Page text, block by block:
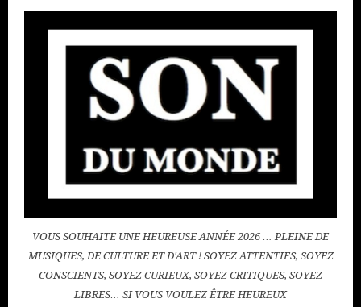
VOUS SOUHAITE UNE HEUREUSE ANNÉE 2026 … PLEINE DE
MUSIQUES, DE CULTURE ET D'ART ! SOYEZ ATTENTIFS, SOYEZ
CONSCIENTS, SOYEZ CURIEUX, SOYEZ CRITIQUES, SOYEZ
LIBRES… SI VOUS VOULEZ ÊTRE HEUREUX